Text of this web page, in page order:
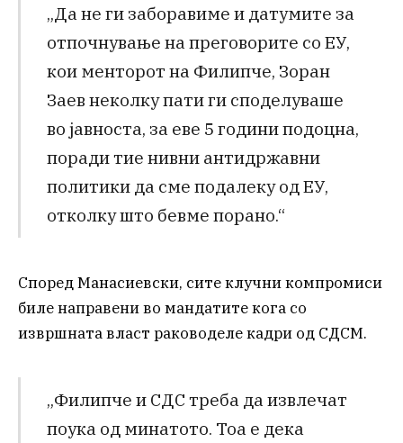
„Да не ги заборавиме и датумите за
отпочнување на преговорите со ЕУ,
кои менторот на Филипче, Зоран
Заев неколку пати ги споделуваше
во јавноста, за еве 5 години подоцна,
поради тие нивни антидржавни
политики да сме подалеку од ЕУ,
отколку што бевме порано.“
Според Манасиевски, сите клучни компромиси
биле направени во мандатите кога со
извршната власт раководеле кадри од СДСМ.
„Филипче и СДС треба да извлечат
поука од минатото. Тоа е дека